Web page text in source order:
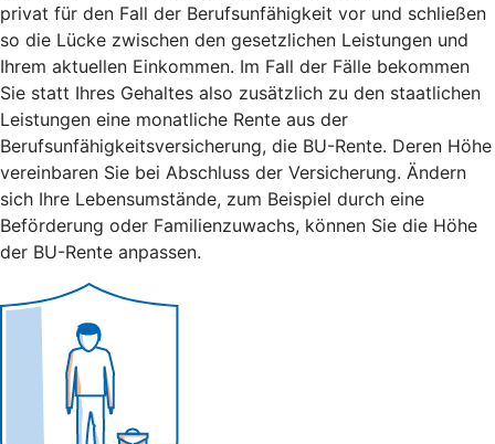
privat für den Fall der Berufsunfähigkeit vor und schließen
so die Lücke zwischen den gesetzlichen Leistungen und
Ihrem aktuellen Einkommen. Im Fall der Fälle bekommen
Sie statt Ihres Gehaltes also zusätzlich zu den staatlichen
Leistungen eine monatliche Rente aus der
Berufsunfähigkeitsversicherung, die BU-Rente. Deren Höhe
vereinbaren Sie bei Abschluss der Versicherung. Ändern
sich Ihre Lebensumstände, zum Beispiel durch eine
Beförderung oder Familienzuwachs, können Sie die Höhe
der BU-Rente anpassen.